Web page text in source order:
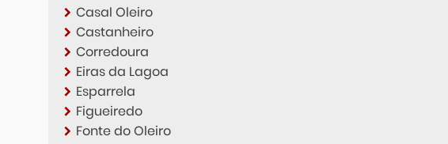
Casal Oleiro
Castanheiro
Corredoura
Eiras da Lagoa
Esparrela
Figueiredo
Fonte do Oleiro